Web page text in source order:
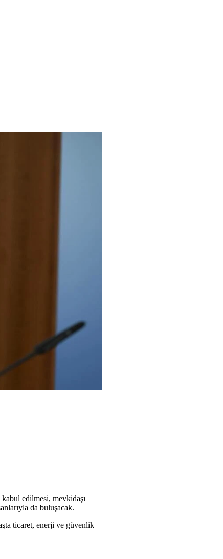
edilmesi, mevkidaşı
da buluşacak.
ticaret, enerji ve güvenlik